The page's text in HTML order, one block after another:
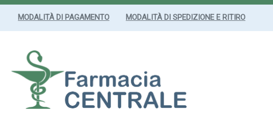
Passa
MODALITÀ DI PAGAMENTO MODALITÀ DI SPEDIZIONE E RITIRO